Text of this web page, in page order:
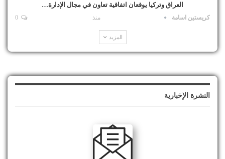
العراق وتركيا يوقعان اتفاقية تعاون في مجال الإدارة…
كريستين اسامة منذ
المزيد
النشرة الإخبارية